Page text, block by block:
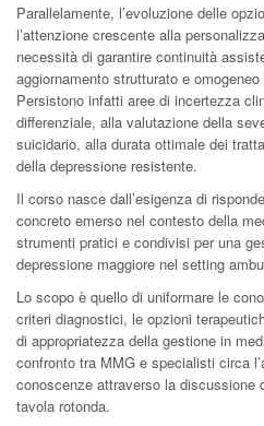
Parallelamente, l’evoluzione delle
l’attenzione crescente alla
necessità di garantire continuità
aggiornamento strutturato e
Persistono infatti aree di incertezza
differenziale, alla valutazione della
suicidario, alla durata ottimale dei
della depressione resistente.
Il corso nasce dall’esigenza di
concreto emerso nel contesto della
strumenti pratici e condivisi per una
depressione maggiore nel setting
Lo scopo è quello di uniformare le
criteri diagnostici, le opzioni
di appropriatezza della gestione in
confronto tra MMG e specialisti circa
conoscenze attraverso la discussione
tavola rotonda.